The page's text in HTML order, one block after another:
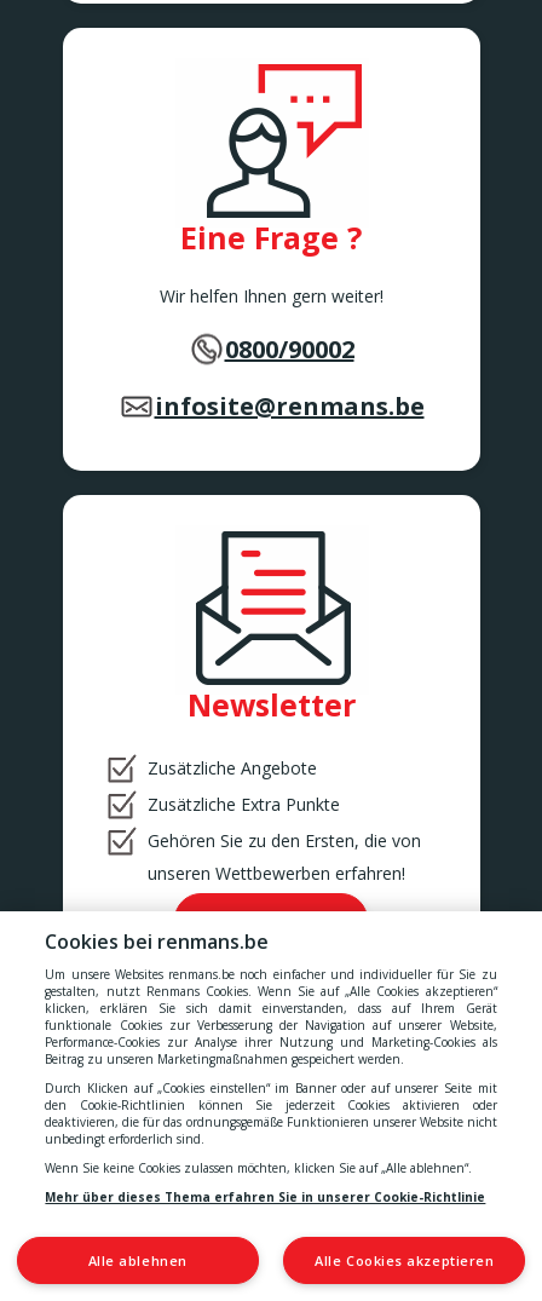
Eine Frage ?
Wir helfen Ihnen gern weiter!
0800/90002
infosite@renmans.be
Newsletter
Zusätzliche Angebote
Zusätzliche Extra Punkte
Gehören Sie zu den Ersten, die von
unseren Wettbewerben erfahren!
Ok!
Unsere Preise verstehen sich inklusive aller Steuern, MwSt.,
Gebühren, Abgaben und Dienstleistungen.
Cookies
- Datenschutzerklärung - Allgemeinen
Geschäftsbedingungen - Erklärung zur Barrierefreiheit
© 2026 S.A. Quality Meat Renmans
Cookies bei renmans.be
Um unsere Websites renmans.be noch einfacher und individueller für Sie zu
gestalten, nutzt Renmans Cookies. Wenn Sie auf „Alle Cookies akzeptieren“
klicken, erklären Sie sich damit einverstanden, dass auf Ihrem Gerät
funktionale Cookies zur Verbesserung der Navigation auf unserer Website,
Performance-Cookies zur Analyse ihrer Nutzung und Marketing-Cookies als
Beitrag zu unseren Marketingmaßnahmen gespeichert werden.
Durch Klicken auf „Cookies einstellen“ im Banner oder auf unserer Seite mit
den Cookie-Richtlinien können Sie jederzeit Cookies aktivieren oder
deaktivieren, die für das ordnungsgemäße Funktionieren unserer Website nicht
unbedingt erforderlich sind.
Wenn Sie keine Cookies zulassen möchten, klicken Sie auf „Alle ablehnen“.
Mehr über dieses Thema erfahren Sie in unserer Cookie-Richtlinie
Alle Cookies akzeptieren
Alle ablehnen